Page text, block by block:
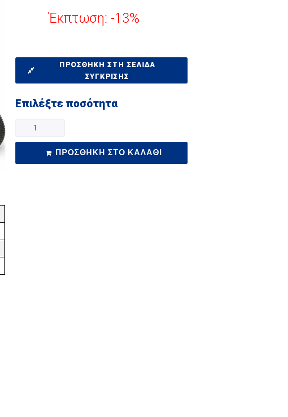
Έκπτωση: -13%
ΠΡΟΣΘΉΚΗ ΣΤΗ ΣΕΛΊΔΑ
ΣΎΓΚΡΙΣΗΣ
Επιλέξτε ποσότητα
ΠΡΟΣΘΉΚΗ ΣΤΟ ΚΑΛΆΘΙ